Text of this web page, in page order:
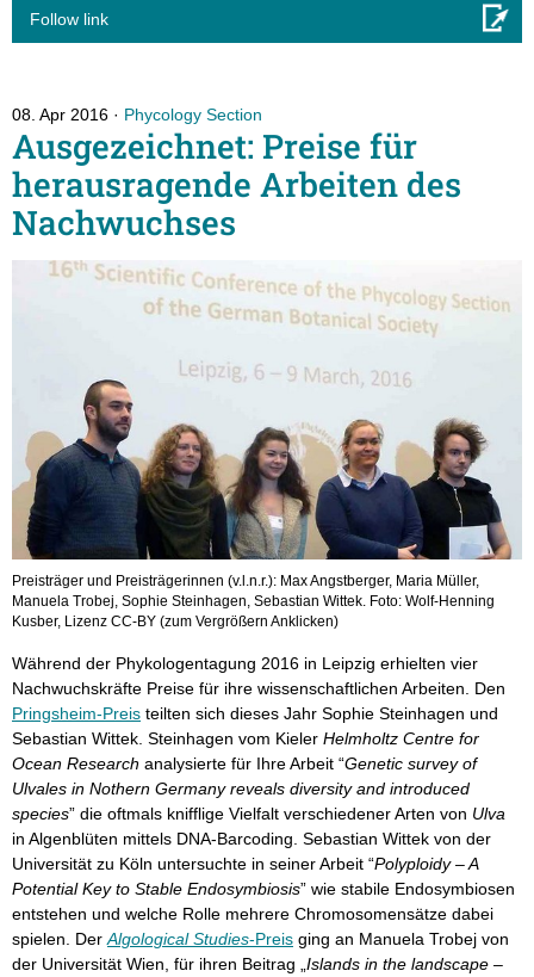
Follow link
08. Apr 2016 Phycology Section
Ausgezeichnet: Preise für
herausragende Arbeiten des
Nachwuchses
Preisträger und Preisträgerinnen (v.l.n.r.): Max Angstberger, Maria Müller,
Manuela Trobej, Sophie Steinhagen, Sebastian Wittek. Foto: Wolf-Henning
Kusber, Lizenz CC-BY (zum Vergrößern Anklicken)
Während der Phykologentagung 2016 in Leipzig erhielten vier
Nachwuchskräfte Preise für ihre wissenschaftlichen Arbeiten. Den
Pringsheim-Preis teilten sich dieses Jahr Sophie Steinhagen und
Sebastian Wittek. Steinhagen vom Kieler Helmholtz Centre for
Ocean Research analysierte für Ihre Arbeit “Genetic survey of
Ulvales in Nothern Germany reveals diversity and introduced
species” die oftmals knifflige Vielfalt verschiedener Arten von Ulva
in Algenblüten mittels DNA-Barcoding. Sebastian Wittek von der
Universität zu Köln untersuchte in seiner Arbeit “Polyploidy – A
Potential Key to Stable Endosymbiosis” wie stabile Endosymbiosen
entstehen und welche Rolle mehrere Chromosomensätze dabei
spielen. DerAlgological Studies-Preis ging an Manuela Trobej von
der Universität Wien, für ihren Beitrag „Islands in the landscape –